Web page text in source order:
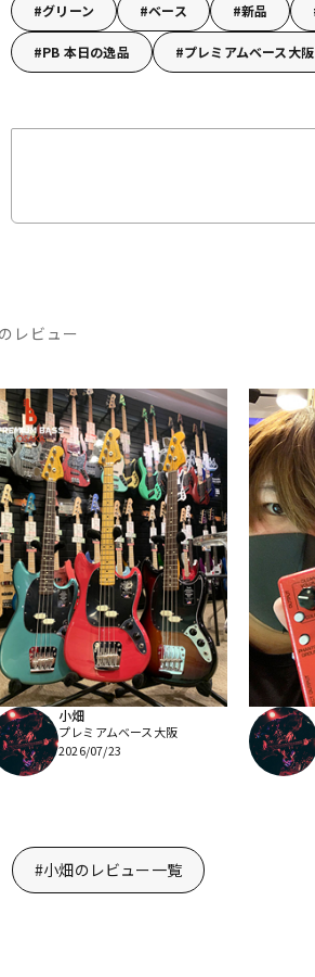
グリーン ベース 新品
PB 本日の逸品 プレミアムベース大阪
レビュー
小畑
プレミアムベース大阪
2026/07/23
#小畑のレビュー一覧